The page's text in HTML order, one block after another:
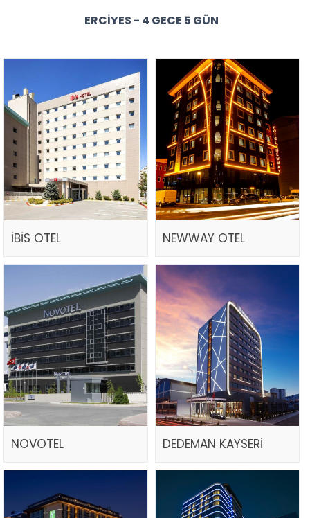
ERCIYES - 4 GECE 5 GÜN
İBİS OTEL NEWWAY OTEL
NOVOTEL DEDEMAN KAYSERİ